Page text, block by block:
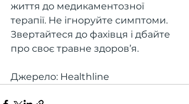
життя до медикаментозної
терапії. Не ігноруйте симптоми.
Звертайтеся до фахівця і дбайте
про своє травне здоров’я.
Джерело: Healthline